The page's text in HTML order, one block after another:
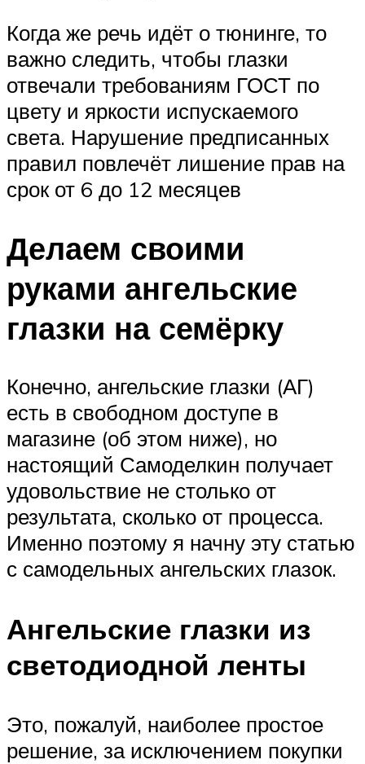
Когда же речь идёт о тюнинге, то
важно следить, чтобы глазки
отвечали требованиям ГОСТ по
цвету и яркости испускаемого
света. Нарушение предписанных
правил повлечёт лишение прав на
срок от 6 до 12 месяцев
Делаем своими
руками ангельские
глазки на семёрку
Конечно, ангельские глазки (АГ)
есть в свободном доступе в
магазине (об этом ниже), но
настоящий Самоделкин получает
удовольствие не столько от
результата, сколько от процесса.
Именно поэтому я начну эту статью
с самодельных ангельских глазок.
Ангельские глазки из
светодиодной ленты
Это, пожалуй, наиболее простое
решение, за исключением покупки